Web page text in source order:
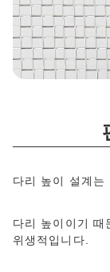
다리 높이 설계는
다리 높이이기 때
위생적입니다.